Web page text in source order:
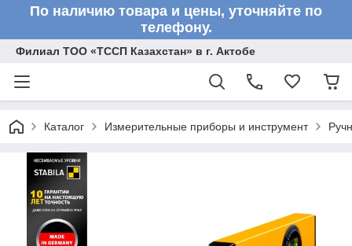
По наличию товара и цены, уточняйте по
телефону.
Филиал ТОО «ТССП Казахстан» в г. Актобе
Каталог Измерительные приборы и инструмент